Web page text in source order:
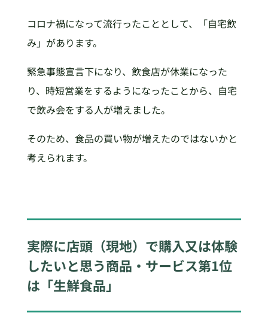
コロナ禍になって流行ったこととして、「自宅飲
み」があります。
緊急事態宣言下になり、飲食店が休業になった
り、時短営業をするようになったことから、自宅
で飲み会をする人が増えました。
そのため、食品の買い物が増えたのではないかと
考えられます。
実際に店頭（現地）で購入又は体験
したいと思う商品・サービス第1位
は「生鮮食品」